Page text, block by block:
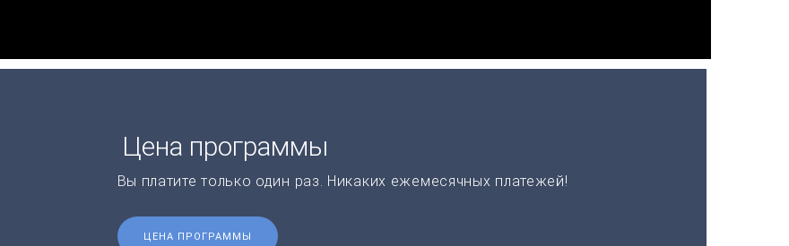
Цена программы
Вы платите только один раз. Никаких ежемесячных платежей!
ЦЕНА ПРОГРАММЫ